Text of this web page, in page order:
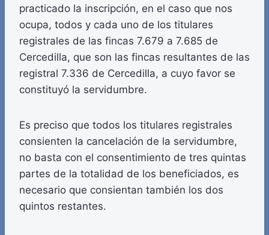
practicado la inscripción, en el caso que nos
ocupa, todos y cada uno de los titulares
registrales de las fincas 7.679 a 7.685 de
Cercedilla, que son las fincas resultantes de las
registral 7.336 de Cercedilla, a cuyo favor se
constituyó la servidumbre.
Es preciso que todos los titulares registrales
consienten la cancelación de la servidumbre,
no basta con el consentimiento de tres quintas
partes de la totalidad de los beneficiados, es
necesario que consientan también los dos
quintos restantes.